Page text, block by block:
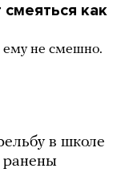
как
ему не смешно.
в школе
ранены